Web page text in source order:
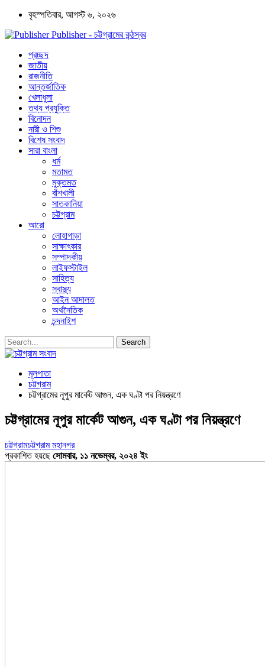
বৃহস্পতিবার, আগস্ট ৬, ২০২৬
Publisher - চট্টগ্রামের কন্ঠস্বর
প্রচ্ছদ
জাতীয়
রাজনীতি
আন্তর্জাতিক
খেলাধুলা
তথ্য প্রযুক্তি
বিনোদন
নারী ও শিশু
বিশেষ সংবাদ
সারা বাংলা
ধর্ম
মতামত
মুক্তমত
বাঁশখালী
সাতকানিয়া
চট্টগ্রাম
আরো
লোহাগাড়া
সাক্ষাৎকার
সম্পাদকীয়
লাইফস্টাইল
সাহিত্য
স্বাস্থ্য
আইন আদালত
অর্থনৈতিক
চন্দনাইশ
মূলপাতা
চট্টগ্রাম
চট্টগ্রামের নূপুর মার্কেট আগুন, এক ঘণ্টা পর নিয়ন্ত্রণে
চট্টগ্রামের নূপুর মার্কেট আগুন, এক ঘণ্টা পর নিয়ন্ত্রণে
চট্টগ্রামচট্টগ্রাম মহানগর
প্রকাশিত হয়ছেসোমবার, ১১ নভেম্বর, ২০২৪ ইং